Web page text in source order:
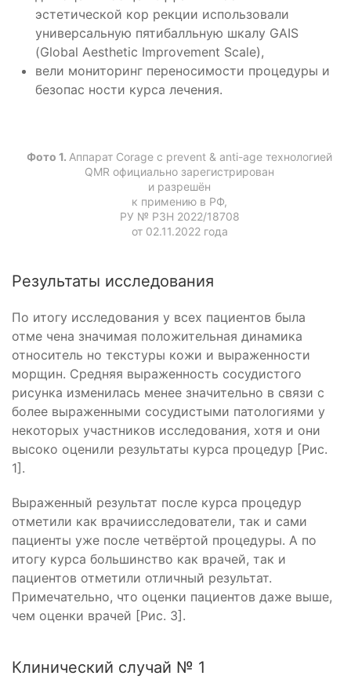
эстетической кор­ рекции использовали
универсальную пятибалльную шкалу GAIS
(Global Aesthetic Improvement Scale),
вели мониторинг переносимости процедуры и
безопас­ ности курса лечения.
Фото 1. Аппарат Corage с prevent & anti-age технологией
QMR официально зарегистрирован
и разрешён
к примению в РФ,
РУ № РЗН 2022/18708
от 02.11.2022 года
Результаты исследования
По итогу исследования у всех пациентов была
отме­ чена значимая положительная динамика
относитель­ но текстуры кожи и выраженности
морщин. Средняя выраженность сосудистого
рисунка изменилась менее значительно в связи с
более выраженными сосудистыми патологиями у
некоторых участников исследования, хотя и они
высоко оценили результаты курса процедур [Рис.
1].
Выраженный результат после курса процедур
отметили как врачи­исследователи, так и сами
пациенты уже после четвёртой процедуры. А по
итогу курса большинство как врачей, так и
пациентов отметили отличный результат.
Примечательно, что оценки пациентов даже выше,
чем оценки врачей [Рис. 3].
Клинический случай № 1